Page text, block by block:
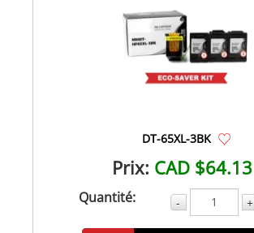
DT-65XL-3BK
Prix: CAD $64.13
Quantité: - +